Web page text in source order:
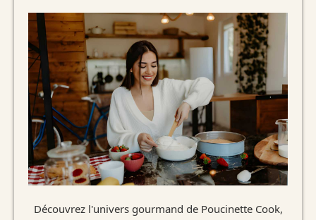
Découvrez l'univers gourmand de Poucinette Cook,